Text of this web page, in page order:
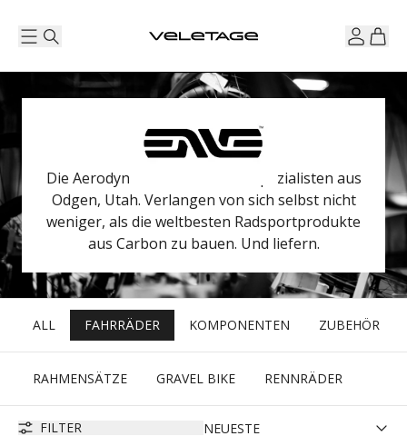
Die Aerodynamik- und Carbonspezialisten aus
Odgen, Utah. Verlangen von sich selbst nicht
weniger, als die weltbesten Radsportprodukte
aus Carbon zu bauen. Und liefern.
ALL FAHRRÄDER KOMPONENTEN ZUBEHÖR
RAHMENSÄTZE GRAVEL BIKE RENNRÄDER
FILTER